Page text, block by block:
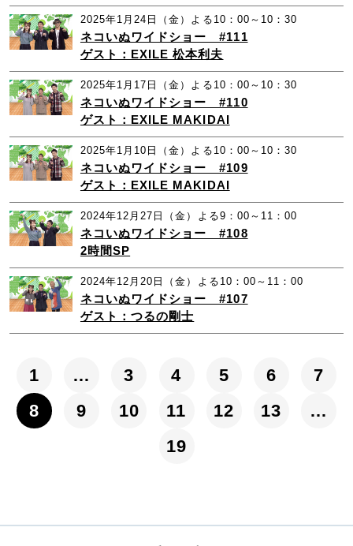
2025年1月24日（金）よる10：00～10：30
ネコいぬワイドショー #111
ゲスト：EXILE 松本利夫
2025年1月17日（金）よる10：00～10：30
ネコいぬワイドショー #110
ゲスト：EXILE MAKIDAI
2025年1月10日（金）よる10：00～10：30
ネコいぬワイドショー #109
ゲスト：EXILE MAKIDAI
2024年12月27日（金）よる9：00～11：00
ネコいぬワイドショー #108
2時間SP
2024年12月20日（金）よる10：00～11：00
ネコいぬワイドショー #107
ゲスト：つるの剛士
1 … 3 4 5 6
7
8
9 10 11 12 13
…
19